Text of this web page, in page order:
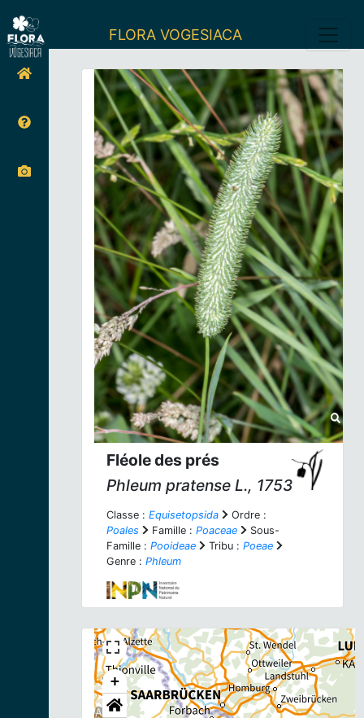
FLORA VOGESIACA
Fléole des prés
Phleum pratense L., 1753
Classe : Equisetopsida
Ordre :
Poales
Famille : Poaceae
Sous-
Famille : Pooideae Tribu : Poeae
Genre : Phleum
+